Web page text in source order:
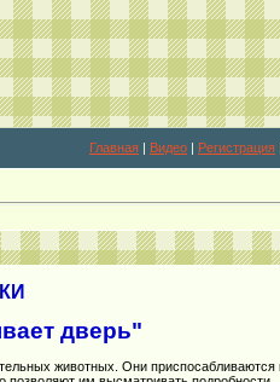
Главная | Видео | Регистрация
дверь"
животных. Они приспосабливаются